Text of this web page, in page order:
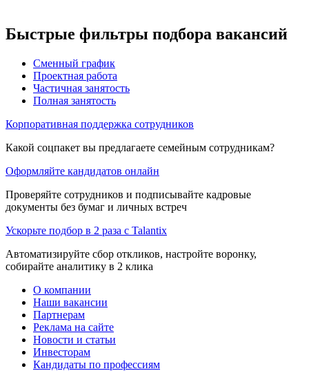
Быстрые фильтры подбора вакансий
Сменный график
Проектная работа
Частичная занятость
Полная занятость
Корпоративная поддержка сотрудников
Какой соцпакет вы предлагаете семейным сотрудникам?
Оформляйте кандидатов онлайн
Проверяйте сотрудников и подписывайте кадровые
документы без бумаг и личных встреч
Ускорьте подбор в 2 раза с Talantix
Автоматизируйте сбор откликов, настройте воронку,
собирайте аналитику в 2 клика
О компании
Наши вакансии
Партнерам
Реклама на сайте
Новости и статьи
Инвесторам
Кандидаты по профессиям